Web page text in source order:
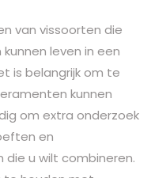
van vissoorten die
leven in een
is belangrijk om te
kunnen
om extra onderzoek
en
u wilt combineren.